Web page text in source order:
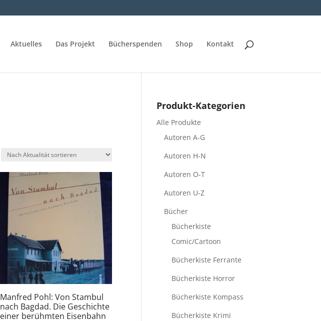
Aktuelles Das Projekt Bücherspenden Shop Kontakt
Manfred Pohl: Von Stambul
nach Bagdad. Die Geschichte
einer berühmten Eisenbahn
Produkt-Kategorien
Alle Produkte
Autoren A-G
Autoren H-N
Autoren O-T
Autoren U-Z
Bücher
Bücherkiste
Comic/Cartoon
Bücherkiste Ferrante
Bücherkiste Horror
Bücherkiste Kompass
Bücherkiste Krimi